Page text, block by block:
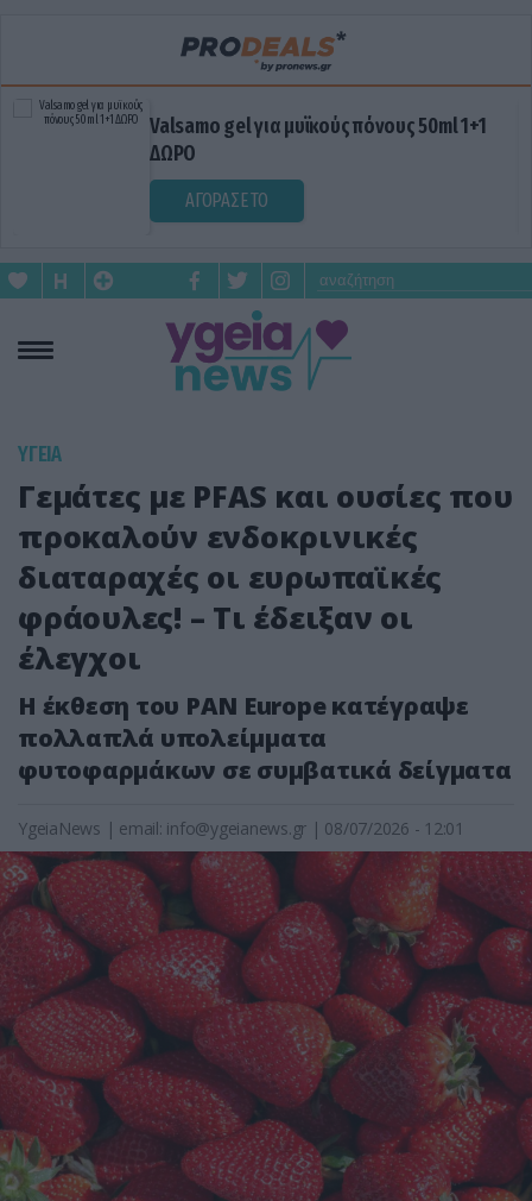
Valsamo gel για μυϊκούς πόνους 50ml 1+1
ΔΩΡΟ
ΑΓΟΡΑΣΕ ΤΟ
ΥΓΕΙΑ
Γεμάτες με PFAS και ουσίες που
προκαλούν ενδοκρινικές
διαταραχές οι ευρωπαϊκές
φράουλες! – Τι έδειξαν οι
έλεγχοι
Η έκθεση του PAN Europe κατέγραψε
πολλαπλά υπολείμματα
φυτοφαρμάκων σε συμβατικά δείγματα
YgeiaNews | email: info@ygeianews.gr | 08/07/2026 - 12:01